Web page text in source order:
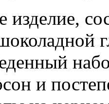
изделие,
и